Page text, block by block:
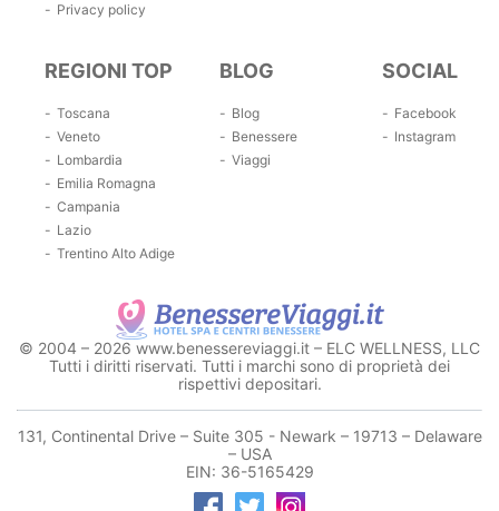
Privacy policy
REGIONI TOP
Toscana
Veneto
Lombardia
Emilia Romagna
Campania
Lazio
Trentino Alto Adige
BLOG
Blog
Benessere
Viaggi
SOCIAL
Facebook
Instagram
© 2004 – 2026 www.benessereviaggi.it – ELC WELLNESS, LLC
Tutti i diritti riservati. Tutti i marchi sono di proprietà dei
rispettivi depositari.
131, Continental Drive – Suite 305 - Newark – 19713 – Delaware
– USA
EIN: 36-5165429